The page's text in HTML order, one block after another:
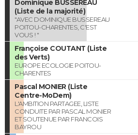
Dominique BUSSEREAU
(Liste de la majorité)
"AVEC DOMINIQUE BUSSEREAU
POITOU-CHARENTES, C'EST
VOUS ! "
Françoise COUTANT (Liste
des Verts)
EUROPE ECOLOGIE POITOU-
CHARENTES
Pascal MONIER (Liste
Centre-MoDem)
L'AMBITION PARTAGEE, LISTE
CONDUITE PAR PASCAL MONIER
ET SOUTENUE PAR FRANCOIS
BAYROU